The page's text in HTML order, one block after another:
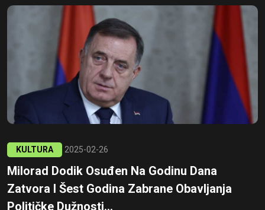
KULTURA 2025-02-26
Milorad Dodik Osuđen Na Godinu Dana
Zatvora I Šest Godina Zabrane Obavljanja
Političke Dužnosti...